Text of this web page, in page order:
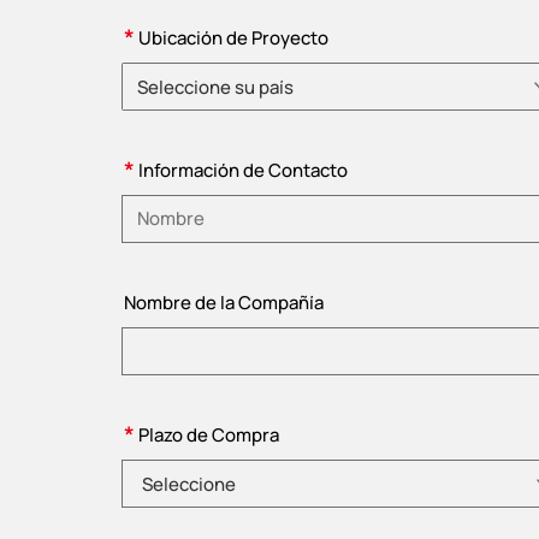
* Ubicación de Proyecto
Seleccione su país
* Información de Contacto
Nombre de la Compañía
* Plazo de Compra